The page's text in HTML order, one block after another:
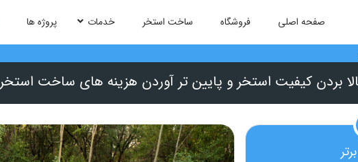
صفحه اصلی فروشگاه ساخت استخر خدمات پروژه ها
بردن کیفیت استخر و پایین تر آوردن هزینه های ساخت استخر